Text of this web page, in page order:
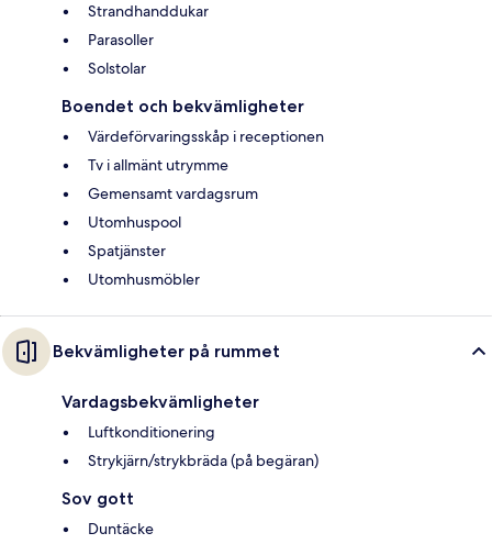
Strandhanddukar
Parasoller
Solstolar
Boendet och bekvämligheter
Värdeförvaringsskåp i receptionen
Tv i allmänt utrymme
Gemensamt vardagsrum
Utomhuspool
Spatjänster
Utomhusmöbler
Bekvämligheter på rummet
Vardagsbekvämligheter
Luftkonditionering
Strykjärn/strykbräda (på begäran)
Sov gott
Duntäcke